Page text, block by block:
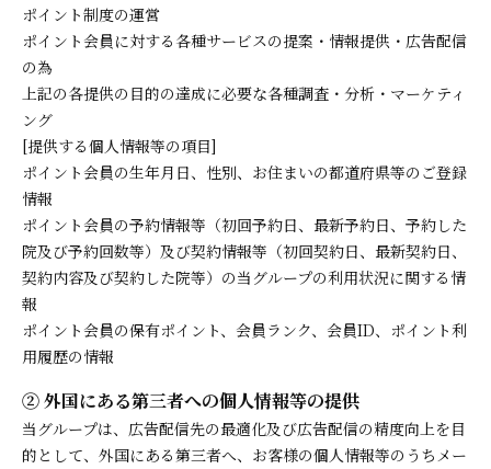
ポイント制度の運営
ポイント会員に対する各種サービスの提案・情報提供・広告配信
の為
上記の各提供の目的の達成に必要な各種調査・分析・マーケティ
ング
[提供する個人情報等の項目]
ポイント会員の生年月日、性別、お住まいの都道府県等のご登録
情報
ポイント会員の予約情報等（初回予約日、最新予約日、予約した
院及び予約回数等）及び契約情報等（初回契約日、最新契約日、
契約内容及び契約した院等）の当グループの利用状況に関する情
報
ポイント会員の保有ポイント、会員ランク、会員ID、ポイント利
用履歴の情報
② 外国にある第三者への個人情報等の提供
当グループは、広告配信先の最適化及び広告配信の精度向上を目
的として、外国にある第三者へ、お客様の個人情報等のうちメー